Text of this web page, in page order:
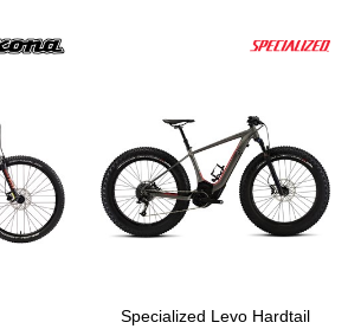
Specialized Levo Hardtail